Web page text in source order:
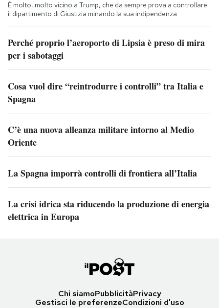
È molto, molto vicino a Trump, che da sempre prova a controllare
il dipartimento di Giustizia minando la sua indipendenza
Perché proprio l’aeroporto di Lipsia è preso di mira
per i sabotaggi
Cosa vuol dire “reintrodurre i controlli” tra Italia e
Spagna
C’è una nuova alleanza militare intorno al Medio
Oriente
La Spagna imporrà controlli di frontiera all’Italia
La crisi idrica sta riducendo la produzione di energia
elettrica in Europa
Chi siamoPubblicitàPrivacy
Gestisci le preferenzeCondizioni d'uso